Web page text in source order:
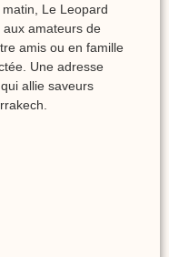
Le Leopard
amateurs de
amis ou en famille
Une adresse
allie saveurs